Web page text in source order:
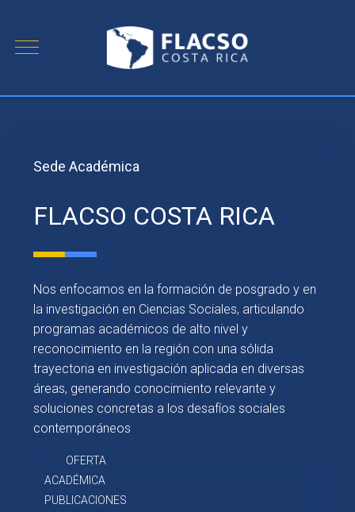
Sede Académica
FLACSO COSTA RICA
Nos enfocamos en la formación de posgrado y en
la investigación en Ciencias Sociales, articulando
programas académicos de alto nivel y
reconocimiento en la región con una sólida
trayectoria en investigación aplicada en diversas
áreas, generando conocimiento relevante y
soluciones concretas a los desafíos sociales
contemporáneos
OFERTA
ACADÉMICA
PUBLICACIONES